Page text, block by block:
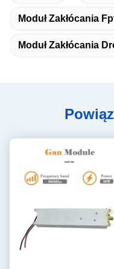
Moduł Zakłócania
Moduł Zakłócania